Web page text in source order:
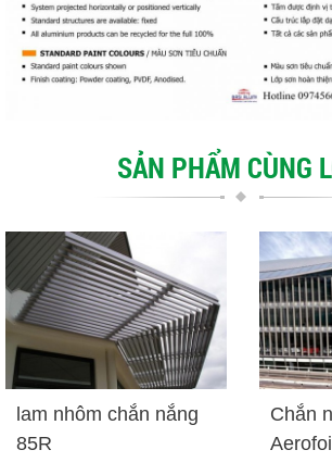
SẢN PHẨM CÙNG
lam nhôm chắn nắng
85R
Chắn
Aerofoil